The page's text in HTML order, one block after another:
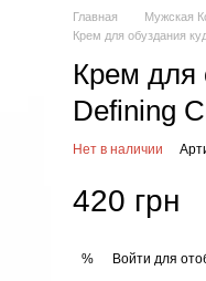
Главная Мужская
Крем для обуздания
Крем для
Defining
Нет в наличии
420 грн
% Войти для